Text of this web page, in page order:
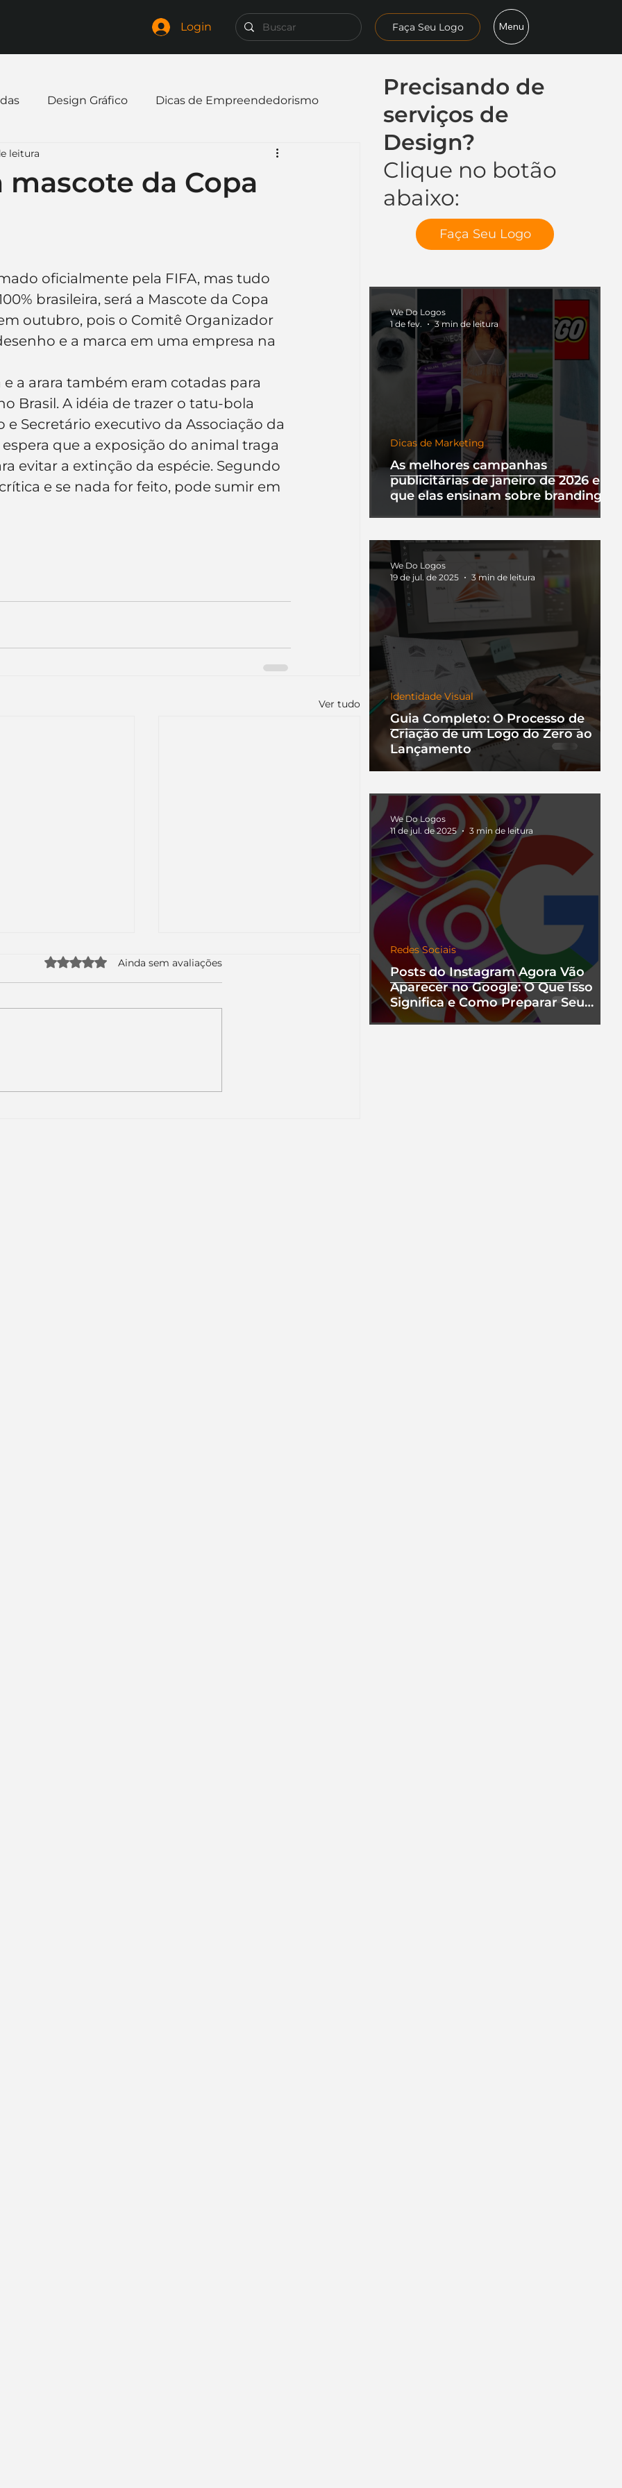
Login Faça Seu Logo Menu
Precisando de
serviços de
Design?
Clique no botão
abaixo:
Faça Seu Logo
As melhores campanhas
publicitárias de janeiro de 2026 e o
que elas ensinam sobre branding
Dicas de Marketing
We Do Logos
1 de fev.
3 min de leitura
Guia Completo: O Processo de
Criação de um Logo do Zero ao
Lançamento
Identidade Visual
We Do Logos
19 de jul. de 2025
3 min de leitura
Posts do Instagram Agora Vão
Aparecer no Google: O Que Isso
Significa e Como Preparar Seu
Perfil
Redes Sociais
We Do Logos
11 de jul. de 2025
3 min de leitura
Design Gráfico Dicas de Empreendedorismo
negócio
de empresa Branding
mascote da Copa
leitura
oficialmente pela FIFA, mas tudo
brasileira, será a Mascote da Copa
outubro, pois o Comitê Organizador
e a marca em uma empresa na
a arara também eram cotadas para
Brasil. A idéia de trazer o tatu-bola
Secretário executivo da Associação da
que a exposição do animal traga
evitar a extinção da espécie. Segundo
e se nada for feito, pode sumir em
Ver tudo
Avaliado com 0 de 5 estrelas.
Ainda sem avaliações